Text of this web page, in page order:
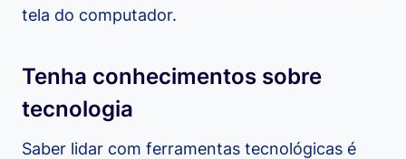
tela do computador.
Tenha conhecimentos sobre
tecnologia
Saber lidar com ferramentas tecnológicas é